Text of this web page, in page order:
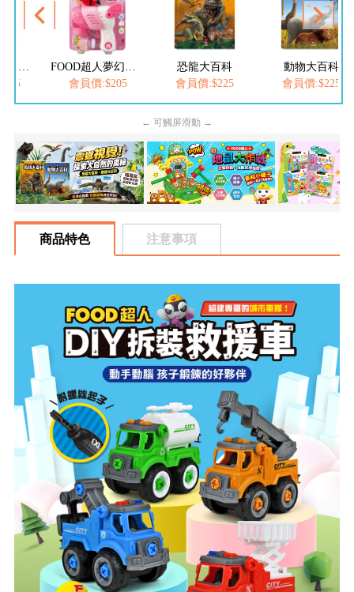
會員價:$205
恐龍大百科
會員價:$225
動物大百科
會員價:$225
← 可觸屏滑動 →
商品特色 注意事項